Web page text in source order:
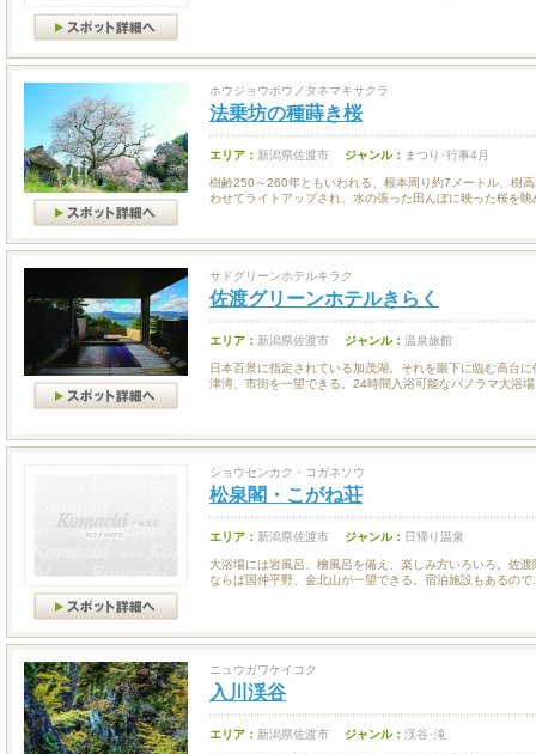
ホウジョウボウノタネマキサクラ
法乗坊の種蒔き桜
エリア： 新潟県佐渡市 ジャンル： まつり･行事4月
樹齢250～260年ともいわれる、根本周り約7メートル、樹
わせてライトアップされ、水の張った田んぼに映った桜を眺
サドグリーンホテルキラク
佐渡グリーンホテルきらく
エリア： 新潟県佐渡市 ジャンル： 温泉旅館
日本百景に指定されている加茂湖。それを眼下に臨む高台
津湾、市街を一望できる。24時間入浴可能なパノラマ大浴
ショウセンカク・コガネソウ
松泉閣・こがね荘
エリア： 新潟県佐渡市 ジャンル： 日帰り温泉
大浴場には岩風呂、檜風呂を備え、楽しみ方いろいろ。佐
ならば国仲平野、金北山が一望できる。宿泊施設もあるので
ニュウガワケイコク
入川渓谷
エリア： 新潟県佐渡市 ジャンル： 渓谷･滝